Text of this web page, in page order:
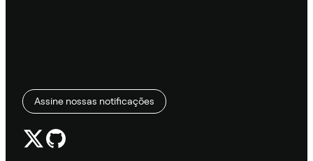
Assine nossas notificações